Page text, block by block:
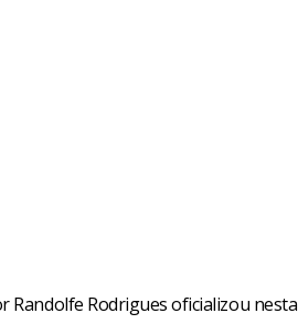
Randolfe Rodrigues oficializou nesta